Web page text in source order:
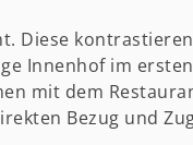
Diese
Innenhof im
mit dem
Bezug und